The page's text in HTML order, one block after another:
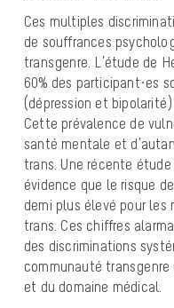
Ces multiples
de souffrances
transgenre. L’étude de
60% des participant·es
(dépression et
Cette prévalence de
santé mentale et
trans. Une récente
évidence que le risque
demi plus élevé pour les
trans. Ces chiffres
des discriminations
communauté
et du domaine médical.